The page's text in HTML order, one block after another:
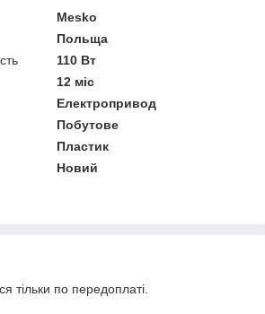
Mesko
Польща
110 Вт
12 міс
Електропривод
Побутове
Пластик
Новий
тільки по передоплаті.